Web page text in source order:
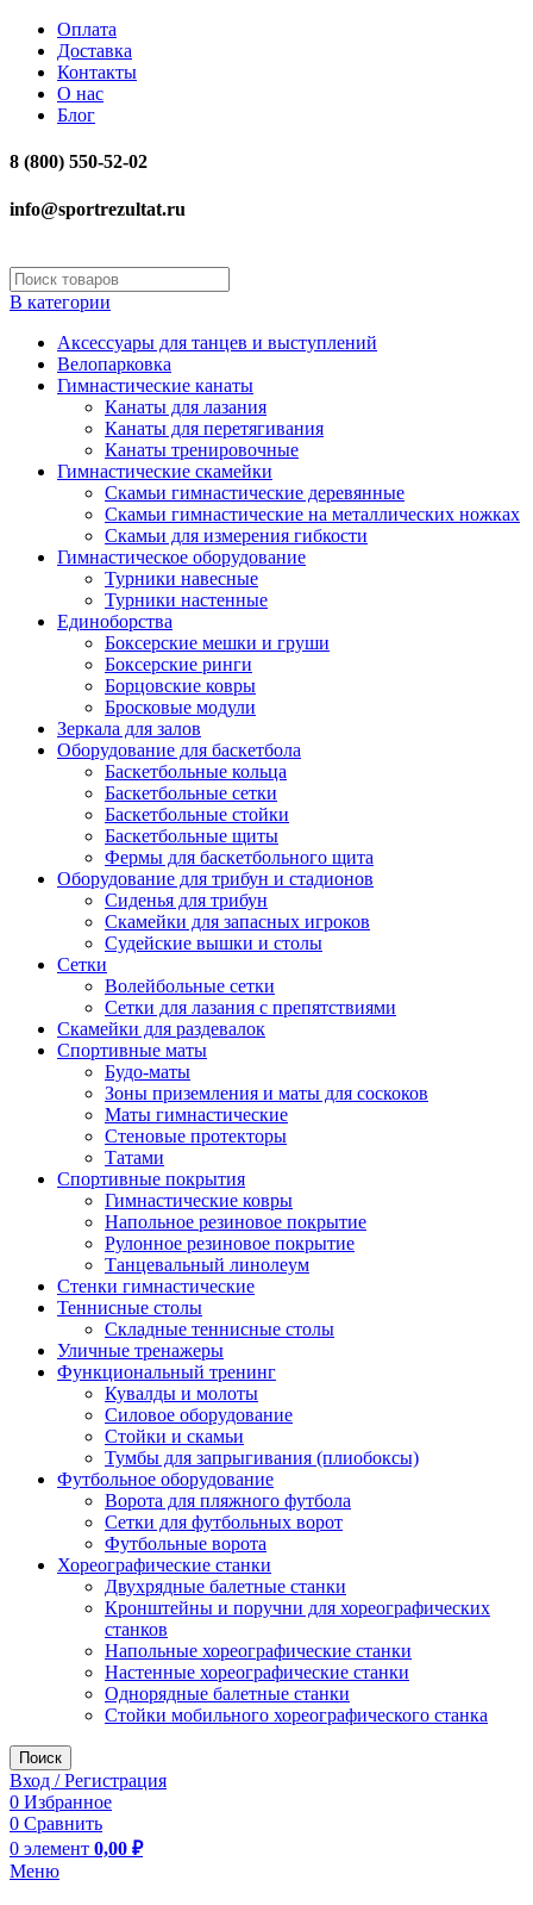
Оплата
Доставка
Контакты
О нас
Блог
8 (800) 550-52-02
info@sportrezultat.ru
В категории
Аксессуары для танцев и выступлений
Велопарковка
Гимнастические канаты
Канаты для лазания
Канаты для перетягивания
Канаты тренировочные
Гимнастические скамейки
Скамьи гимнастические деревянные
Скамьи гимнастические на металлических ножках
Скамьи для измерения гибкости
Гимнастическое оборудование
Турники навесные
Турники настенные
Единоборства
Боксерские мешки и груши
Боксерские ринги
Борцовские ковры
Бросковые модули
Зеркала для залов
Оборудование для баскетбола
Баскетбольные кольца
Баскетбольные сетки
Баскетбольные стойки
Баскетбольные щиты
Фермы для баскетбольного щита
Оборудование для трибун и стадионов
Сиденья для трибун
Скамейки для запасных игроков
Судейские вышки и столы
Сетки
Волейбольные сетки
Сетки для лазания с препятствиями
Скамейки для раздевалок
Спортивные маты
Будо-маты
Зоны приземления и маты для соскоков
Маты гимнастические
Стеновые протекторы
Татами
Спортивные покрытия
Гимнастические ковры
Напольное резиновое покрытие
Рулонное резиновое покрытие
Танцевальный линолеум
Стенки гимнастические
Теннисные столы
Складные теннисные столы
Уличные тренажеры
Функциональный тренинг
Кувалды и молоты
Силовое оборудование
Стойки и скамьи
Тумбы для запрыгивания (плиобоксы)
Футбольное оборудование
Ворота для пляжного футбола
Сетки для футбольных ворот
Футбольные ворота
Хореографические станки
Двухрядные балетные станки
Кронштейны и поручни для хореографических
станков
Напольные хореографические станки
Настенные хореографические станки
Однорядные балетные станки
Стойки мобильного хореографического станка
Поиск
Вход / Регистрация
0 Избранное
0 Сравнить
0 элемент 0,00 ₽
Меню